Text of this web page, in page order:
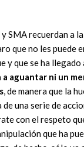
SMA recuerdan a
que no les puede
y que se ha llegado
aguantar ni un
, de manera que la
una serie de
con el respeto
que ha